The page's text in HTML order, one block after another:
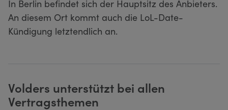
In Berlin befindet sich der Hauptsitz des Anbieters.
An diesem Ort kommt auch die LoL-Date-
Kündigung letztendlich an.
Volders unterstützt bei allen
Vertragsthemen